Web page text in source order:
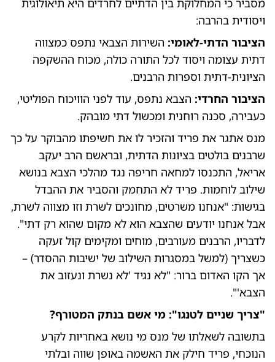
מסביר כי המחלוקת בין הדתיים לחרדים היא תיאולוגית
ויסודית בהרבה:
הציבור הדתי-לאומי: השירות הצבאי נתפס כמצווה
דתית עצומה ויסוד לכל התורה כולה, מכוח ההשקפה
הציונית-דתית וספרות הרבנים.
הציבור החרדי: הצבא נתפס, עוד לפני הוויכוח הפוליטי,
כעבירה, סכנה רוחנית ומכשול דתי מובהק.
מנס אתגר את פריד והזכיר לו את חשיפתו מהבוקר על כך
שרבנים בולטים בציונות הדתית, ובראשם הרב יעקב
אריאל, התכנסו למחאה חריפה נגד מהלכי הצבא בנושא
שילוב לוחמות. פריד לא התחמק והסביר את ההבדל
בגישות: "אנחנו משרטים, מחונכים לשרת וזו מצווה לשרת,
אבל אנחנו יודעים שהצבא הוא לא מקום שהוא רק דתי".
לדבריו, הרבנים מעורבים, מוחים ומקימים קול זעקה
כשצריך (למשל במסגרות השילוב של ישיבות ההסדר) –
אך הקו האדום ברור: "לא נגיד 'לא נשרת ונעזוב את
הצבא'".
"צריך שניים לטנגו": מי אשם בנתק המטורף?
בתשובה לשאלתו של מנס מי נושא באחריות לקרע
הנוכחי, פריד חילק את האשמה באופן שווה ובלתי